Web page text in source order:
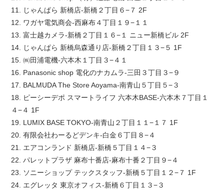
11. じゃんぱら 新橋店-新橋２丁目６−７ 2F
12. ワガヤ電気商会-西麻布４丁目１９−１１
13. 富士越カメラ-新橋２丁目１６−１ ニュー新橋ビル 2F
14. じゃんぱら 新橋烏森通り店-新橋２丁目１３−５ 1F
15. ㈱田浦電機-六本木１丁目３−４１
16. Panasonic shop 電化のナカムラ-三田３丁目３−９
17. BALMUDA The Store Aoyama-南青山５丁目５−３
18. ピーシーデポ スマートライフ 六本木BASE-六本木７丁目１
４−４ 1F
19. LUMIX BASE TOKYO-南青山２丁目１１−１７ 1F
20. 有限会社わーるどデンキ-白金６丁目８−４
21. エアコンランド 新橋店-新橋５丁目１４−３
22. パレットプラザ 麻布十番店-麻布十番２丁目９−４
23. ソニーショップ テックスタッフ-新橋５丁目１２−７ 1F
24. エグレッタ 東京オフィス-新橋６丁目１３−３